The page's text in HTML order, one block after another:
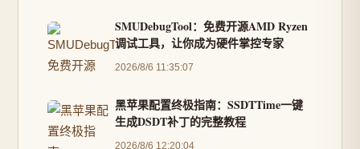
SMUDebugTool：免费开源AMD Ryzen
调试工具，让你成为硬件掌控专家
2026/8/6 11:35:07
黑苹果配置终极指南：SSDTTime一键
生成DSDT补丁的完整教程
2026/8/6 12:20:04